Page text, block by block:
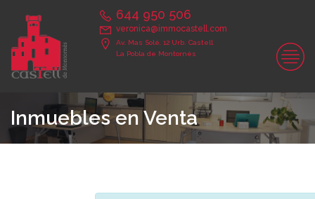
644 950 506
veronica@immocastell.com
Av. Mas Solé, 12 Urb. Castell
La Pobla de Montornès
Inmuebles en Venta